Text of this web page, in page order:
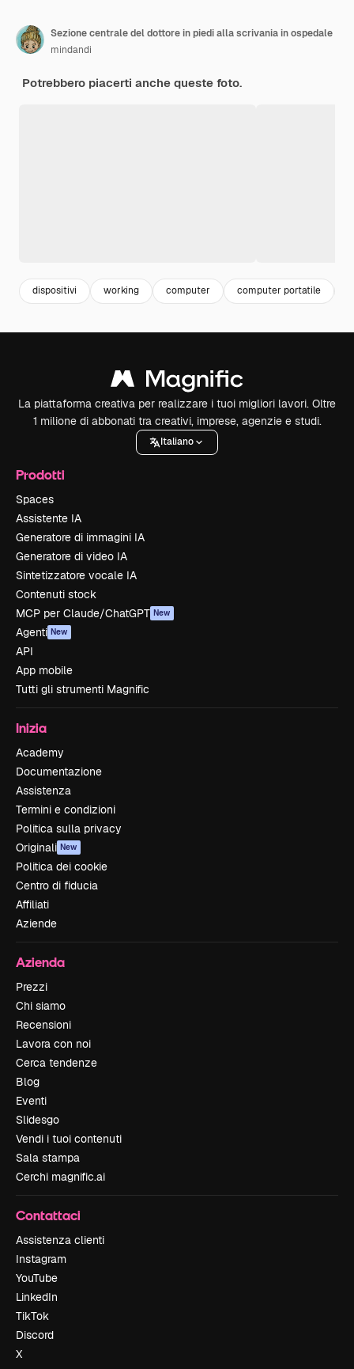
Sezione centrale del dottore in piedi alla scrivania in ospedale
mindandi
Potrebbero piacerti anche queste foto.
dispositivi working computer computer portatile
La piattaforma creativa per realizzare i tuoi migliori lavori. Oltre
1 milione di abbonati tra creativi, imprese, agenzie e studi.
Italiano
Prodotti
Spaces
Assistente IA
Generatore di immagini IA
Generatore di video IA
Sintetizzatore vocale IA
Contenuti stock
MCP per Claude/ChatGPT New
Agenti New
API
App mobile
Tutti gli strumenti Magnific
Inizia
Academy
Documentazione
Assistenza
Termini e condizioni
Politica sulla privacy
Originali New
Politica dei cookie
Centro di fiducia
Affiliati
Aziende
Azienda
Prezzi
Chi siamo
Recensioni
Lavora con noi
Cerca tendenze
Blog
Eventi
Slidesgo
Vendi i tuoi contenuti
Sala stampa
Cerchi magnific.ai
Contattaci
Assistenza clienti
Instagram
YouTube
LinkedIn
TikTok
Discord
X